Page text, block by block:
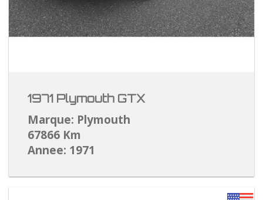
1971 Plymouth GTX
Marque: Plymouth
67866 Km
Annee: 1971